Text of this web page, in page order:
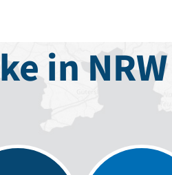
in NRW